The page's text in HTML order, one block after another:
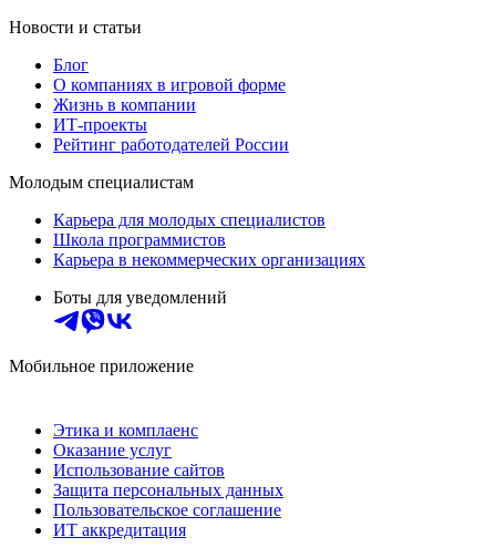
Новости и статьи
Блог
О компаниях в игровой форме
Жизнь в компании
ИТ-проекты
Рейтинг работодателей России
Молодым специалистам
Карьера для молодых специалистов
Школа программистов
Карьера в некоммерческих организациях
Боты для уведомлений
Мобильное приложение
Этика и комплаенс
Оказание услуг
Использование сайтов
Защита персональных данных
Пользовательское соглашение
ИТ аккредитация